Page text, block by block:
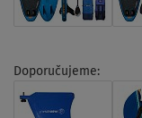
Doporučujeme: